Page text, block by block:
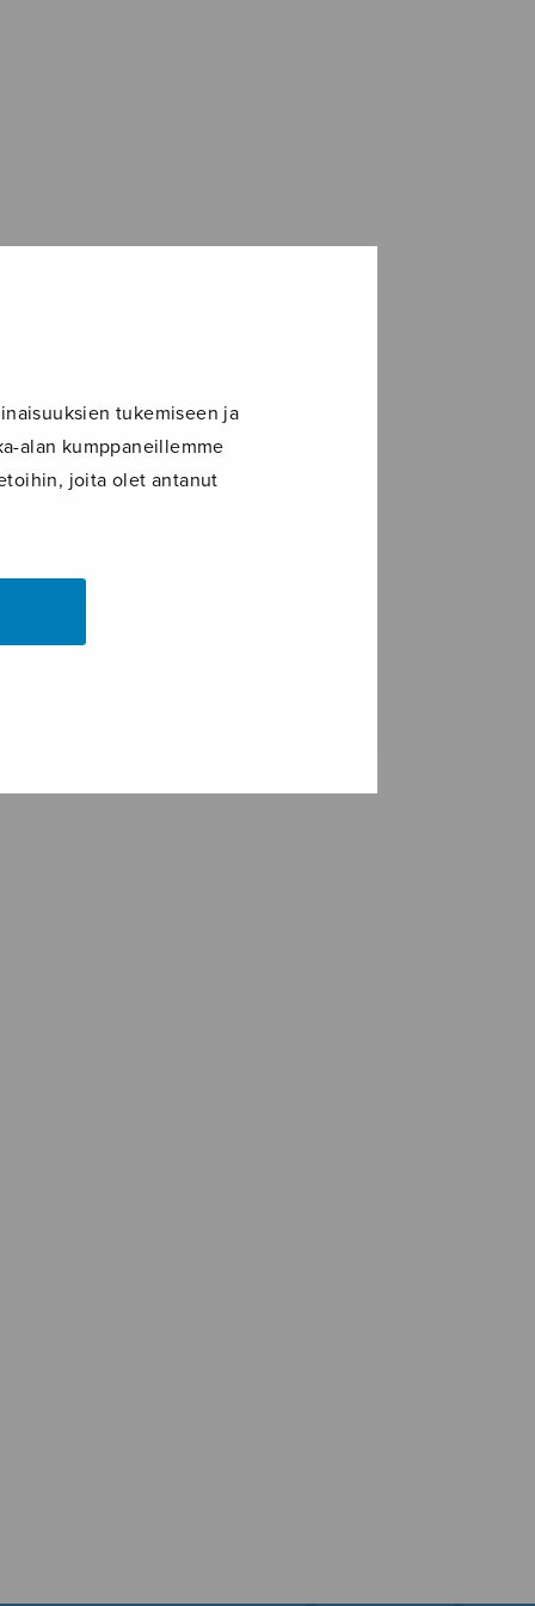
tukemiseen ja
alan kumppaneillemme
joita olet antanut